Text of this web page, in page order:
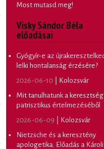
Most mutasd meg!
Visky Sándor Béla
előadásai
Gyógyír-e az
lelki hontalanság érzésére?
2026-06-10 | Kolozsvár
Mit tanulhatunk a keresztség
patrisztikus értelmezéséből
2026-06-09 | Kolozsvár
Nietzsche és a keresztény
apologetika. Előadás a Károli